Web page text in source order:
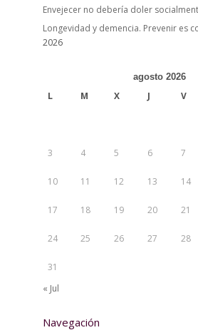
Envejecer no debería doler
Longevidad y demencia. Prevenir es
2026
agosto 2026
L M X J V
3 4 5 6 7
10 11 12 13 14
17 18 19 20 21
24 25 26 27 28
31
« Jul
Navegación